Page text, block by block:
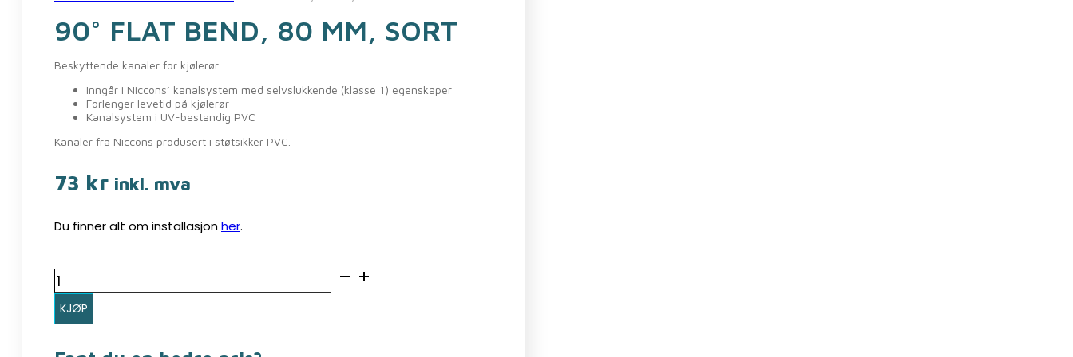
90° FLAT BEND, 80 MM, SORT
Beskyttende kanaler for kjølerør
Inngår i Niccons’ kanalsystem med selvslukkende (klasse 1) egenskaper
Forlenger levetid på kjølerør
Kanalsystem i UV-bestandig PVC
Kanaler fra Niccons produsert i støtsikker PVC.
73 kr inkl. mva
Du finner alt om installasjonher.
90°
flat
bend,
KJØP